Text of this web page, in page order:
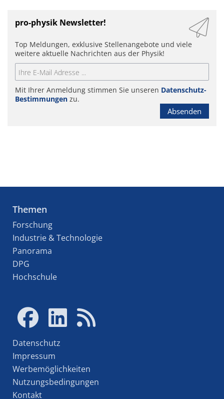
pro-physik Newsletter!
Top Meldungen, exklusive Stellenangebote und viele
weitere aktuelle Nachrichten aus der Physik!
Mit Ihrer Anmeldung stimmen Sie unseren Datenschutz-
Bestimmungen zu.
Absenden
Themen
Forschung
Industrie & Technologie
Panorama
DPG
Hochschule
Datenschutz
Impressum
Werbemöglichkeiten
Nutzungsbedingungen
Kontakt